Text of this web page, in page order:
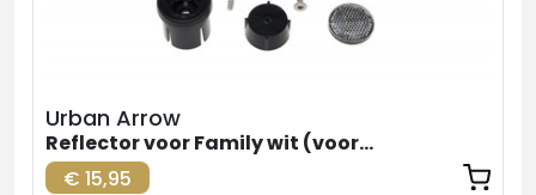
Urban Arrow
Reflector voor Family wit (voorzijde)
€ 15,95